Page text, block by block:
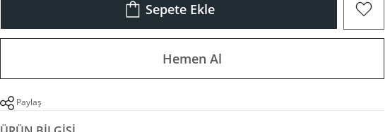
Sepete Ekle
Hemen Al
Paylaş